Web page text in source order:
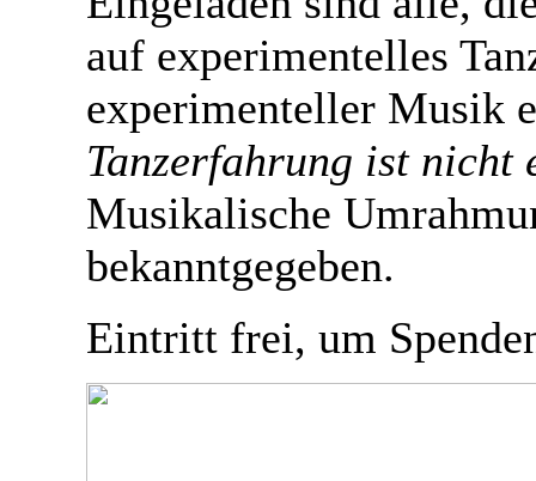
auf experimentelles
experimenteller Musik
Tanzerfahrung ist
Musikalische
bekanntgegeben.
Eintritt frei, um